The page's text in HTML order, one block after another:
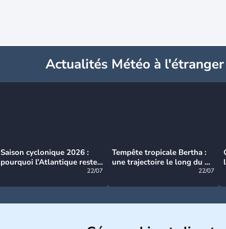
Actualités Météo à l'étranger
Saison cyclonique 2026 :
pourquoi l’Atlantique reste
22/07
Tempête tropicale Bertha :
une trajectoire le long du du
22/07